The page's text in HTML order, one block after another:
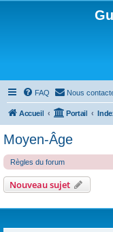
FAQ Nous
Accueil Portail
Moyen-Âge
Règles du forum
Nouveau sujet